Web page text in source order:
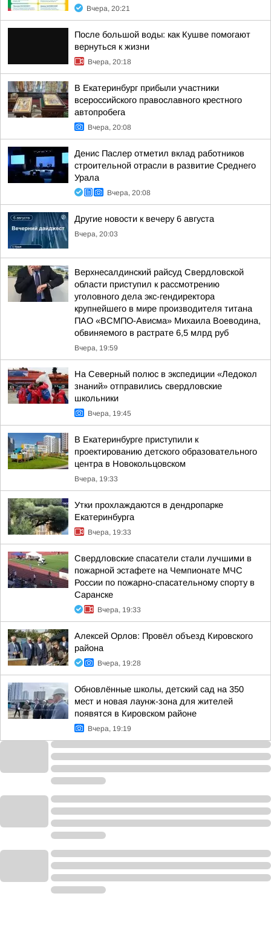
Вчера, 20:21
После большой воды: как Кушве помогают
вернуться к жизни
Вчера, 20:18
В Екатеринбург прибыли участники
всероссийского православного крестного
автопробега
Вчера, 20:08
Денис Паслер отметил вклад работников
строительной отрасли в развитие Среднего
Урала
Вчера, 20:08
Другие новости к вечеру 6 августа
Вчера, 20:03
Верхнесалдинский райсуд Свердловской
области приступил к рассмотрению
уголовного дела экс-гендиректора
крупнейшего в мире производителя титана
ПАО «ВСМПО-Ависма» Михаила Воеводина,
обвиняемого в растрате 6,5 млрд руб
Вчера, 19:59
На Северный полюс в экспедиции «Ледокол
знаний» отправились свердловские
школьники
Вчера, 19:45
В Екатеринбурге приступили к
проектированию детского образовательного
центра в Новокольцовском
Вчера, 19:33
Утки прохлаждаются в дендропарке
Екатеринбурга
Вчера, 19:33
Свердловские спасатели стали лучшими в
пожарной эстафете на Чемпионате МЧС
России по пожарно-спасательному спорту в
Саранске
Вчера, 19:33
Алексей Орлов: Провёл объезд Кировского
района
Вчера, 19:28
Обновлённые школы, детский сад на 350
мест и новая лаунж-зона для жителей
появятся в Кировском районе
Вчера, 19:19